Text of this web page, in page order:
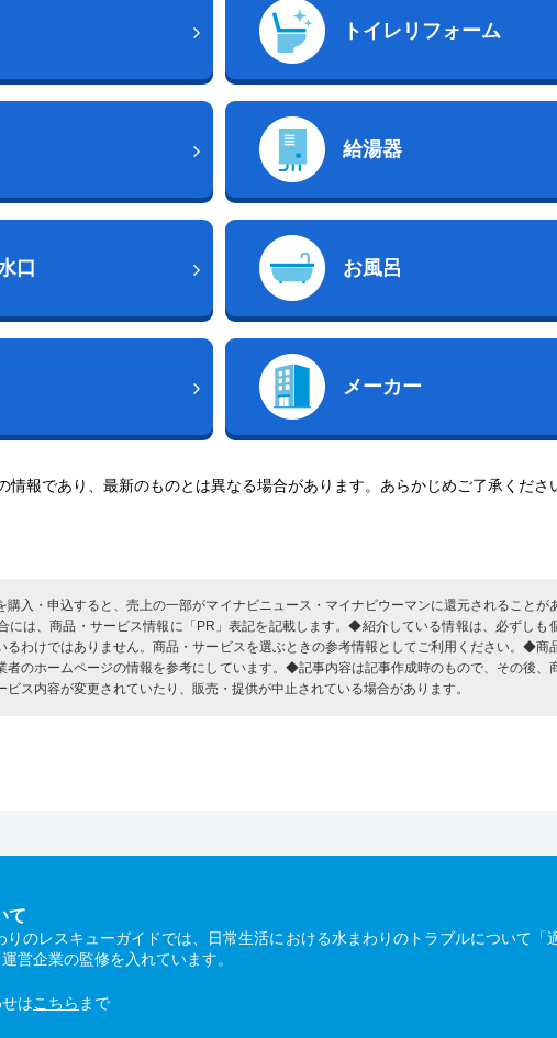
トイレリフォーム
給湯器
口 お風呂
メーカー
報であり、最新のものとは異なる場合があります。あらかじめご了承くださ
入・申込すると、売上の一部がマイナビニュース・マイナビウーマンに還元されること
には、商品・サービス情報に「PR」表記を記載します。◆紹介している情報は、必ずしも
るわけではありません。商品・サービスを選ぶときの参考情報としてご利用ください。◆商
者のホームページの情報を参考にしています。◆記事内容は記事作成時のもので、その後、
ス内容が変更されていたり、販売・提供が中止されている場合があります。
て
りのレスキューガイドでは、日常生活における水まわりのトラブルについて
営企業の監修を入れています。
はこちら まで